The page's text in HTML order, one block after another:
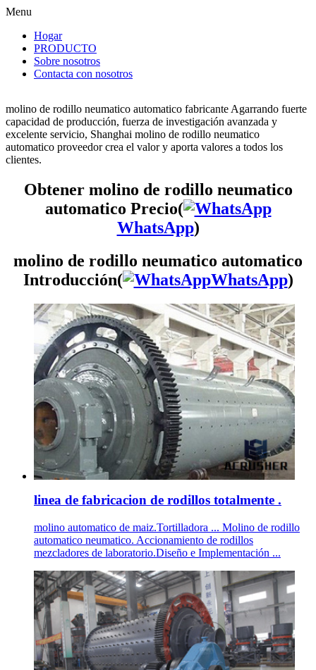
Menu
Hogar
PRODUCTO
Sobre nosotros
Contacta con nosotros
molino de rodillo neumatico automatico fabricante Agarrando fuerte
capacidad de producción, fuerza de investigación avanzada y
excelente servicio, Shanghai molino de rodillo neumatico
automatico proveedor crea el valor y aporta valores a todos los
clientes.
Obtener molino de rodillo neumatico
automatico Precio(
WhatsApp)
molino de rodillo neumatico automatico
Introducción(
WhatsApp)
linea de fabricacion de rodillos totalmente .
molino automatico de maiz.Tortilladora ... Molino de rodillo
automatico neumatico. Accionamiento de rodillos
mezcladores de laboratorio.Diseño e Implementación ...